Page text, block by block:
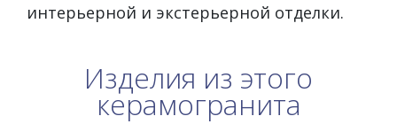
интерьерной и экстерьерной отделки.
Изделия из этого
керамогранита